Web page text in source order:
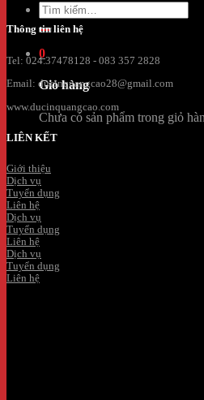
Tìm
kiếm:
0
Giỏ hàng
Chưa có sản phẩm trong giỏ
Thông tin liên hệ
Tel: 024.37478128 - 083 357 2828
Email: ducinquangcao28@gmail.com
www.ducinquangcao.com
LIÊN KẾT
Giới thiệu
Dịch vụ
Tuyển dụng
Liên hệ
Dịch vụ
Tuyển dụng
Liên hệ
Dịch vụ
Tuyển dụng
Liên hệ